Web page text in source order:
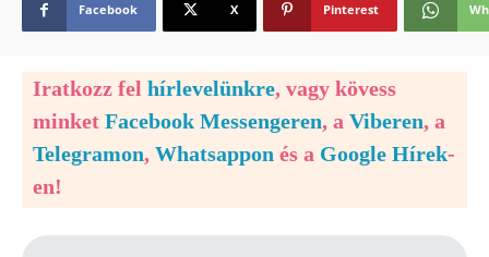
Facebook X Pinterest
Iratkozz fel hírlevelünkre, vagy kövess
minket Facebook Messengeren, a Viberen, a
Telegramon, Whatsappon és a Google Hírek-
en!